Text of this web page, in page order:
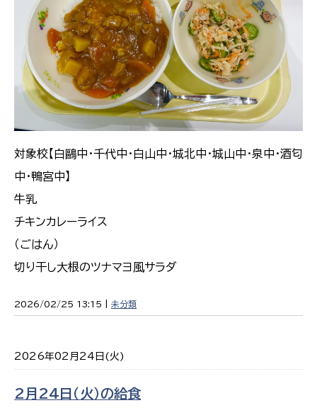
対象校【白鷗中・千代中・白山中・城北中・城山中・泉中・酒匂
中・鴨宮中】
牛乳
チキンカレーライス
（ごはん）
切り干し大根のツナマヨ風サラダ
2026/02/25 13:15 | 未分類
2026年02月24日(火)
2月24日（火）の給食